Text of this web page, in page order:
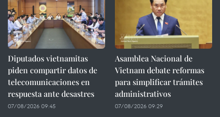
Diputados vietnamitas
piden compartir datos de
telecomunicaciones en
respuesta ante desastres
07/08/2026 09:45
Asamblea Nacional de
Vietnam debate reformas
para simplificar trámites
administrativos
07/08/2026 09:29